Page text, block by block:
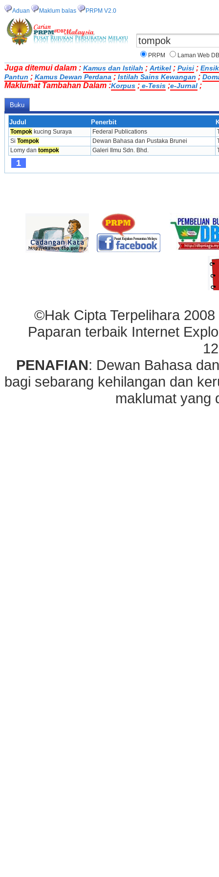
Aduan Maklum balas PRPM V2.0
PRPM Laman Web
Juga ditemui dalam : Kamus dan Istilah ; Artikel ; Puisi ;
Pantun ; Kamus Dewan Perdana ; Istilah Sains Kewangan ;
Maklumat Tambahan Dalam :Korpus ; e-Tesis ;e-Jurnal ;
Buku
Judul Penerbit
Tompok kucing Suraya Federal Publications
Si Tompok Dewan Bahasa dan Pustaka Brunei
Lomy dan tompok Galeri Ilmu Sdn. Bhd.
1
©Hak Cipta Terpelihara
Paparan terbaik Internet
PENAFIAN: Dewan Bahasa
bagi sebarang kehilangan dan
maklumat yang